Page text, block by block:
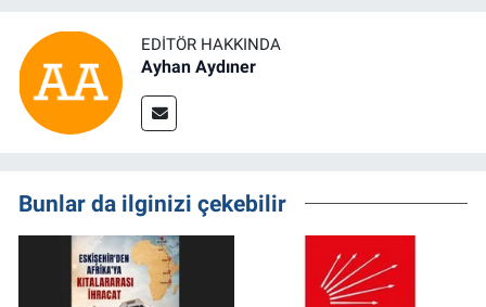
EDITÖR HAKKINDA
Ayhan Aydıner
Bunlar da ilginizi çekebilir